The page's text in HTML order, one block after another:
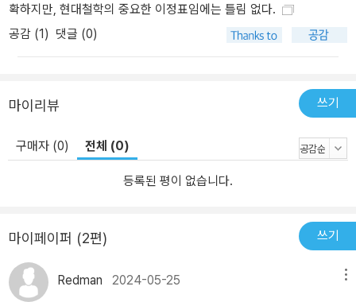
확하지만, 현대철학의 중요한 이정표임에는 틀림 없다.
공감 (1) 댓글 (0)
마이리뷰 쓰기
구매자 (0) 전체 (0)
등록된 평이 없습니다.
마이페이퍼 (2편) 쓰기
Redman 2024-05-25